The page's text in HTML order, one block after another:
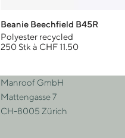
Beanie Beechfield B45R
Polyester recycled
250 Stk à CHF 11.50
Adresse
Manroof GmbH
Mattengasse 7
CH-8005 Zürich